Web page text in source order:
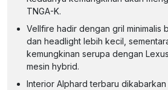
TNGA-K.
Vellfire hadir dengan gril minimalis
dan headlight lebih kecil,
kemungkinan serupa dengan
mesin hybrid.
Interior Alphard terbaru